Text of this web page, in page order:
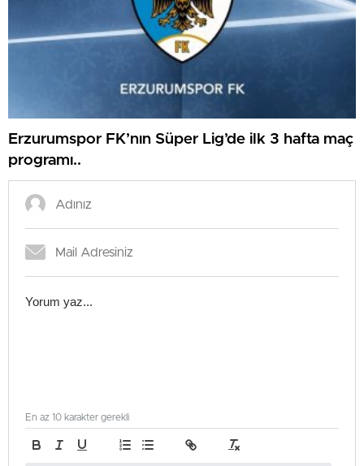
Erzurumspor FK’nın Süper Lig’de ilk 3 hafta maç
programı..
En az 10 karakter gerekli